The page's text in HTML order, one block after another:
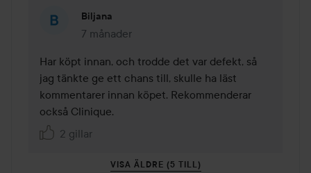
Biljana
7 månader
Kommentaren lades 7 månader
Har köpt innan, och trodde det var defekt, så
jag tänkte ge ett chans till, skulle ha läst
kommentarer innan köpet. Rekommenderar
också Clinique.
2 gillar
VISA ÄLDRE (5 TILL)